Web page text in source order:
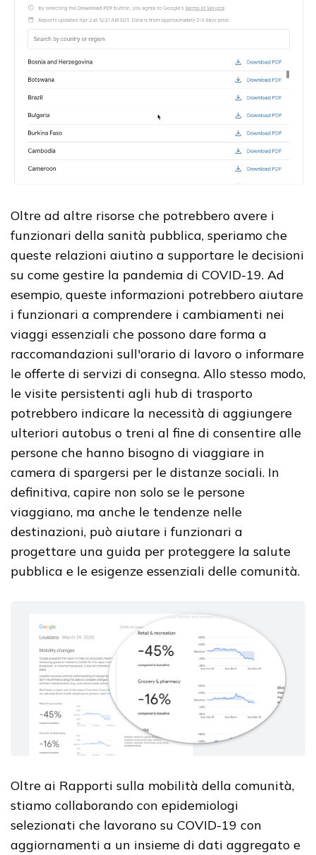
Oltre ad altre risorse che potrebbero avere i
funzionari della sanità pubblica, speriamo che
queste relazioni aiutino a supportare le decisioni
su come gestire la pandemia di COVID-19. Ad
esempio, queste informazioni potrebbero aiutare
i funzionari a comprendere i cambiamenti nei
viaggi essenziali che possono dare forma a
raccomandazioni sull'orario di lavoro o informare
le offerte di servizi di consegna. Allo stesso modo,
le visite persistenti agli hub di trasporto
potrebbero indicare la necessità di aggiungere
ulteriori autobus o treni al fine di consentire alle
persone che hanno bisogno di viaggiare in
camera di spargersi per le distanze sociali. In
definitiva, capire non solo se le persone
viaggiano, ma anche le tendenze nelle
destinazioni, può aiutare i funzionari a
progettare una guida per proteggere la salute
pubblica e le esigenze essenziali delle comunità.
Oltre ai Rapporti sulla mobilità della comunità,
stiamo collaborando con epidemiologi
selezionati che lavorano su COVID-19 con
aggiornamenti a un insieme di dati aggregato e